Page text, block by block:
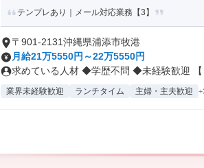
テンプレあり｜メール対応業務【3】
〒901-2131沖縄県浦添市牧港
月給21万5550円～22万5550円
求めている人材 ◆学歴不問 ◆未経験歓迎 【
業界未経験歓迎 ランチタイム 主婦・主夫歓迎